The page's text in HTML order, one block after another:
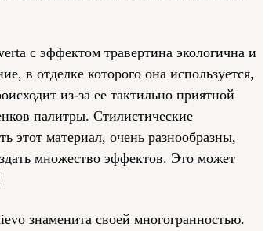
с эффектом травертина экологична и
в отделке которого она используется,
из-за ее тактильно приятной
палитры. Стилистические
этот материал, очень разнообразны,
множество эффектов. Это может
знаменита своей многогранностью.